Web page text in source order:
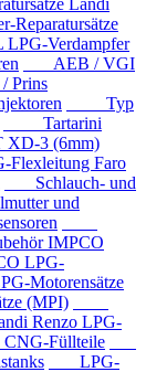
Landi
Verdampfer
AEB / VGI
Typ
Tartarini
3 (6mm)
Faro
Schlauch- und
und
IMPCO
LPG-
Motorensätze
(MPI)
Renzo LPG-
Füllteile
LPG-